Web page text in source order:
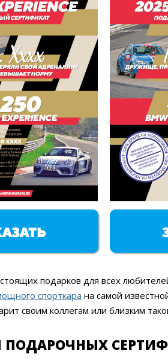
подарков для всех
спорткара на самой
своим коллегам или близким
ПОДАРОЧНЫХ